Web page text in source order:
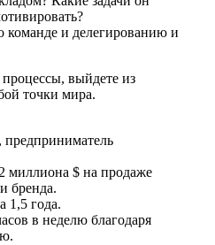
команде и делегированию и
процессы, выйдете из
точки мира.
предприниматель
миллиона $ на продаже
бренда.
года.
в неделю благодаря